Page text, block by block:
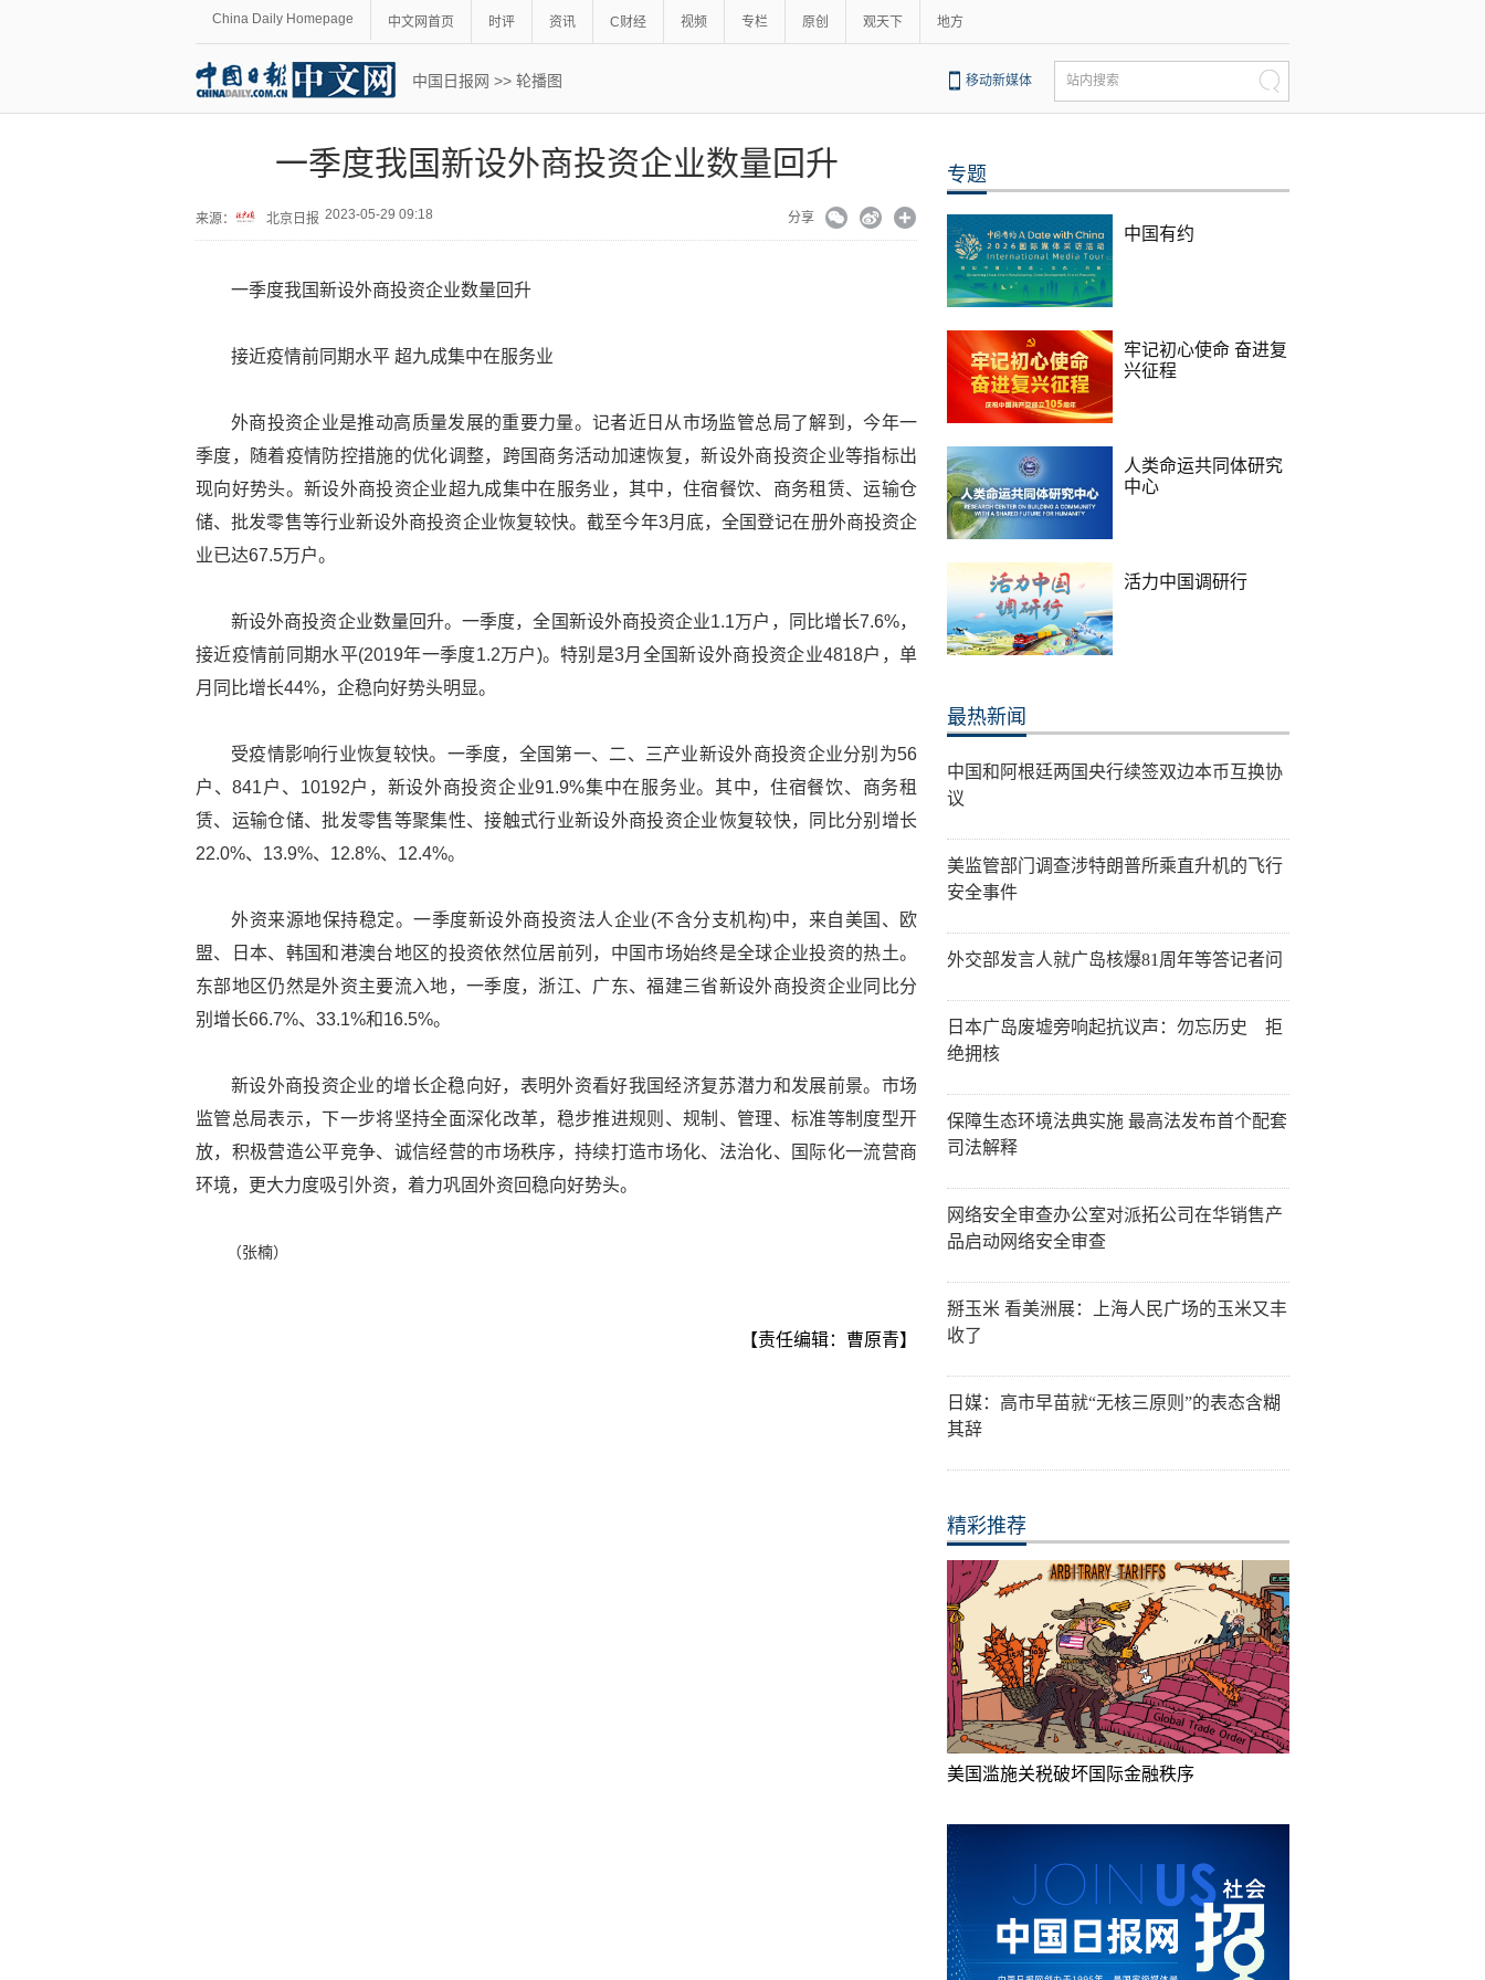
China Daily Homepage 中文网首页 时评 资讯 C财经 视频 专栏 原创 观天下 地方
中国日报网 >> 轮播图 移动新媒体 站内搜索
一季度我国新设外商投资企业数量回升
来源： 北京日报 2023-05-29 09:18 分享
一季度我国新设外商投资企业数量回升
接近疫情前同期水平 超九成集中在服务业
外商投资企业是推动高质量发展的重要力量。记者近日从市场监管总局了解到，今年一
季度，随着疫情防控措施的优化调整，跨国商务活动加速恢复，新设外商投资企业等指标出
现向好势头。新设外商投资企业超九成集中在服务业，其中，住宿餐饮、商务租赁、运输仓
储、批发零售等行业新设外商投资企业恢复较快。截至今年3月底，全国登记在册外商投资企
业已达67.5万户。
新设外商投资企业数量回升。一季度，全国新设外商投资企业1.1万户，同比增长7.6%，
接近疫情前同期水平(2019年一季度1.2万户)。特别是3月全国新设外商投资企业4818户，单
月同比增长44%，企稳向好势头明显。
受疫情影响行业恢复较快。一季度，全国第一、二、三产业新设外商投资企业分别为56
户、841户、10192户，新设外商投资企业91.9%集中在服务业。其中，住宿餐饮、商务租
赁、运输仓储、批发零售等聚集性、接触式行业新设外商投资企业恢复较快，同比分别增长
22.0%、13.9%、12.8%、12.4%。
外资来源地保持稳定。一季度新设外商投资法人企业(不含分支机构)中，来自美国、欧
盟、日本、韩国和港澳台地区的投资依然位居前列，中国市场始终是全球企业投资的热土。
东部地区仍然是外资主要流入地，一季度，浙江、广东、福建三省新设外商投资企业同比分
别增长66.7%、33.1%和16.5%。
新设外商投资企业的增长企稳向好，表明外资看好我国经济复苏潜力和发展前景。市场
监管总局表示，下一步将坚持全面深化改革，稳步推进规则、规制、管理、标准等制度型开
放，积极营造公平竞争、诚信经营的市场秩序，持续打造市场化、法治化、国际化一流营商
环境，更大力度吸引外资，着力巩固外资回稳向好势头。
（张楠）
【责任编辑：曹原青】
专题
中国有约
牢记初心使命 奋进复
兴征程
人类命运共同体研究
中心
活力中国调研行
最热新闻
中国和阿根廷两国央行续签双边本币互换协
议
美监管部门调查涉特朗普所乘直升机的飞行
安全事件
外交部发言人就广岛核爆81周年等答记者问
日本广岛废墟旁响起抗议声：勿忘历史 拒
绝拥核
保障生态环境法典实施 最高法发布首个配套
司法解释
网络安全审查办公室对派拓公司在华销售产
品启动网络安全审查
掰玉米 看美洲展：上海人民广场的玉米又丰
收了
日媒：高市早苗就“无核三原则”的表态含糊
其辞
精彩推荐
美国滥施关税破坏国际金融秩序